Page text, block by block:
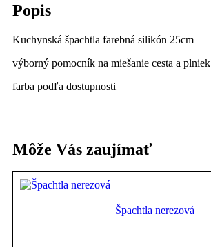
Popis
Kuchynská špachtla farebná silikón 25cm
výborný pomocník na miešanie cesta a plniek
farba podľa dostupnosti
Môže Vás zaujímať
Špachtla nerezová